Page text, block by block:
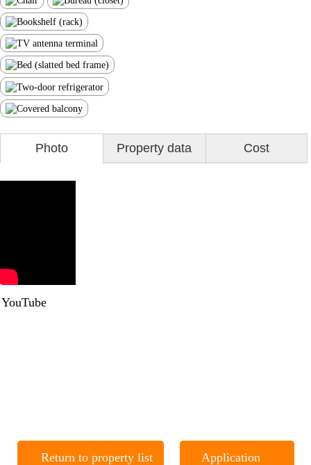
Photo Property data Cost
Return to property list Application